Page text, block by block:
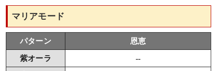
マリアモード
パターン 恩恵
紫オーラ --